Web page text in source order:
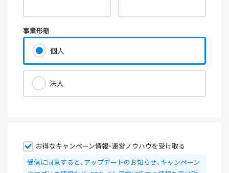
事業形態
個人
法人
お得なキャンペーン情報・運営ノウハウを受け取る
受信に同意すると、アップデートのお知らせ、キャンペーン